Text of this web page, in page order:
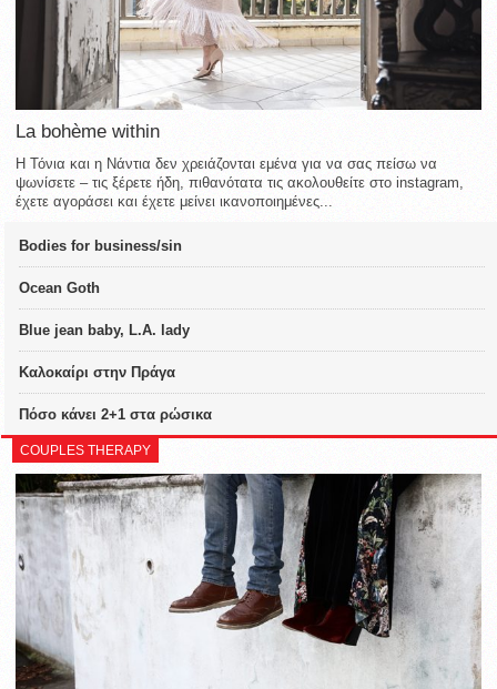
La bohème within
Η Τόνια και η Νάντια δεν χρειάζονται εμένα για να σας πείσω να
ψωνίσετε – τις ξέρετε ήδη, πιθανότατα τις ακολουθείτε στο instagram,
έχετε αγοράσει και έχετε μείνει ικανοποιημένες...
Bodies for business/sin
Ocean Goth
Blue jean baby, L.A. lady
Καλοκαίρι στην Πράγα
Πόσο κάνει 2+1 στα ρώσικα
COUPLES THERAPY